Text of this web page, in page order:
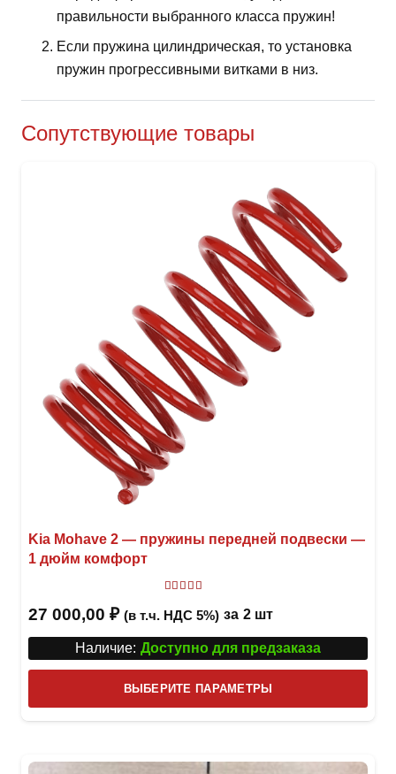
правильности выбранного класса пружин!
Если пружина цилиндрическая, то установка
пружин прогрессивными витками в низ.
Сопутствующие товары
Kia Mohave 2 — пружины передней подвески —
1 дюйм комфорт
27 000,00 ₽ (в т.ч. НДС 5%) за 2 шт
Наличие: Доступно для предзаказа
ВЫБЕРИТЕ ПАРАМЕТРЫ
товар